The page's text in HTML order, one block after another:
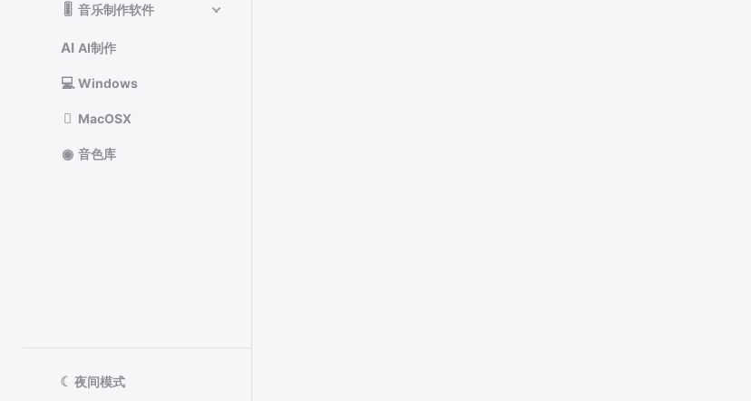
🎚️ 音乐制作软件
AI AI制作
💻 Windows
 MacOSX
◉ 音色库
☾ 夜间模式